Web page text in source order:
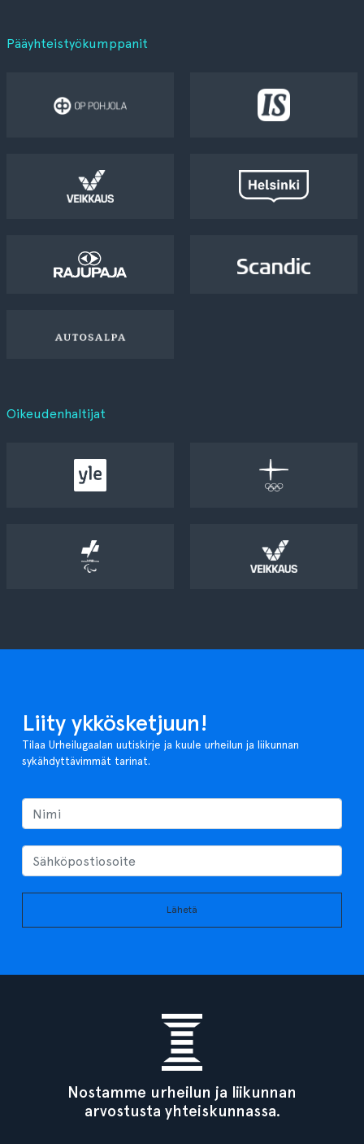
Pääyhteistyökumppanit
Oikeudenhaltijat
Liity ykkösketjuun!
Tilaa Urheilugaalan uutiskirje ja kuule urheilun ja liikunnan
sykähdyttävimmät tarinat.
Lähetä
Nostamme urheilun ja liikunnan
arvostusta yhteiskunnassa.